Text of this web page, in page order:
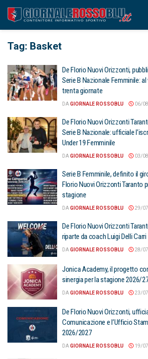
Tag: Basket
De Florio Nuovi Orizzonti,
Serie B Nazionale Femminile:
trenta giornate
DAGIORNALE ROSSOBLU 06/
De Florio Nuovi Orizzonti
Serie B Nazionale: ufficiale
Under 19 Femminile
DAGIORNALE ROSSOBLU 03/
Serie B Femminile, definito il
Florio Nuovi Orizzonti Taranto
stagione
DAGIORNALE ROSSOBLU 29/
De Florio Nuovi Orizzonti
riparte da coach Luigi Delli Carri
DAGIORNALE ROSSOBLU 28/
Jonica Academy, il progetto
sinergia per la stagione 2026/
DAGIORNALE ROSSOBLU 23/
De Florio Nuovi Orizzonti,
Comunicazione e l’Ufficio
2026/2027
DAGIORNALE ROSSOBLU 19/